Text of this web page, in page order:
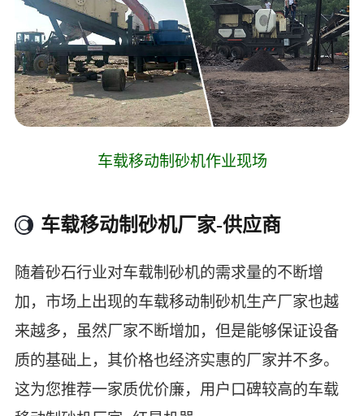
车载移动制砂机作业现场
车载移动制砂机厂家-供应商
随着砂石行业对车载制砂机的需求量的不断增
加，市场上出现的车载移动制砂机生产厂家也越
来越多，虽然厂家不断增加，但是能够保证设备
质的基础上，其价格也经济实惠的厂家并不多。
这为您推荐一家质优价廉，用户口碑较高的车载